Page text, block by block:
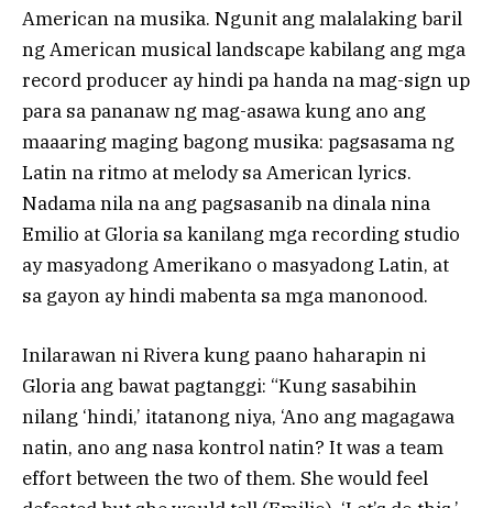
American na musika. Ngunit ang malalaking baril
ng American musical landscape kabilang ang mga
record producer ay hindi pa handa na mag-sign up
para sa pananaw ng mag-asawa kung ano ang
maaaring maging bagong musika: pagsasama ng
Latin na ritmo at melody sa Americanlyrics.
Nadama nila na ang pagsasanib na dinala nina
Emilio at Gloria sa kanilang mga recording studio
ay masyadong Amerikano o masyadong Latin, at
sa gayon ay hindi mabenta sa mga manonood.
Inilarawan ni Rivera kung paano haharapin ni
Gloria ang bawat pagtanggi: “Kung sasabihin
nilang ‘hindi,’ itatanong niya, ‘Ano ang magagawa
natin, ano ang nasa kontrol natin? It was a team
effort between the two of them. She would feel